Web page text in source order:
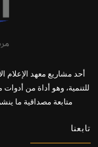
أحد مشاريع معهد
للتنمية، وهو أداة من
متابعة مصداقية ما
تابعنا